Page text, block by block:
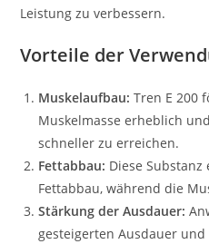
Leistung zu verbessern.
Vorteile der
Muskelaufbau: Tren E 200
Muskelmasse erheblich
schneller zu erreichen.
Fettabbau: Diese
Fettabbau, während die
Stärkung der Ausdauer:
gesteigerten Ausdauer